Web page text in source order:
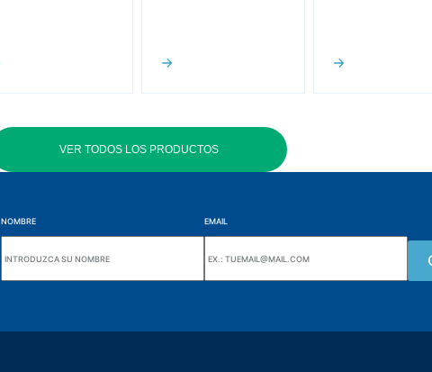
VER TODOS LOS PRODUCTOS
NOMBRE EMAIL
Wiki Alutal